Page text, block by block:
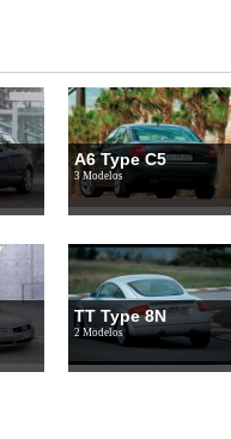
A6 Type C5
3 Modelos
TT Type 8N
2 Modelos